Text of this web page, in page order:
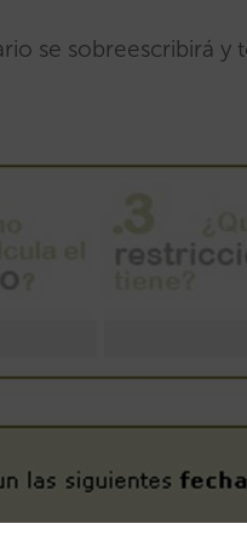
se sobreescribirá y